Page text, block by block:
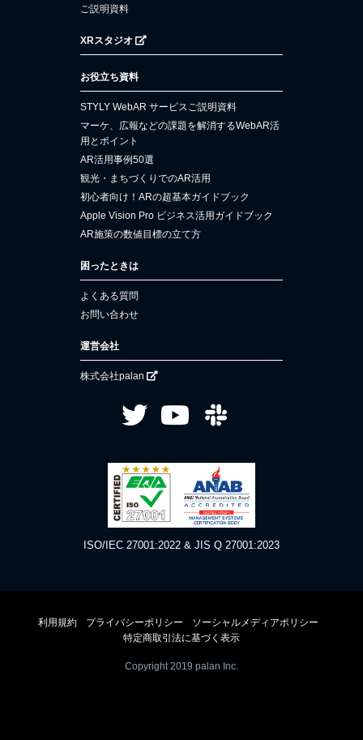
ご説明資料
XRスタジオ
お役立ち資料
STYLY WebAR サービスご説明資料
マーケ、広報などの課題を解消するWebAR活
用とポイント
AR活用事例50選
観光・まちづくりでのAR活用
初心者向け！ARの超基本ガイドブック
Apple Vision Pro ビジネス活用ガイドブック
AR施策の数値目標の立て方
困ったときは
よくある質問
お問い合わせ
運営会社
株式会社palan
ISO/IEC 27001:2022 & JIS Q 27001:2023
利用規約 プライバシーポリシー
ソーシャルメディアポリシー
特定商取引法に基づく表示
Copyright 2019 palan Inc.